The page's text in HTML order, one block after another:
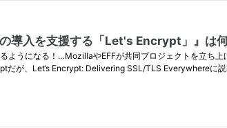
の導入を支援する「Let's Encrypt」』は
ようになる！…MozillaやEFFが共同プロジェクトを立ち
だが、Let’s Encrypt: Delivering SSL/TLS Everywhereに